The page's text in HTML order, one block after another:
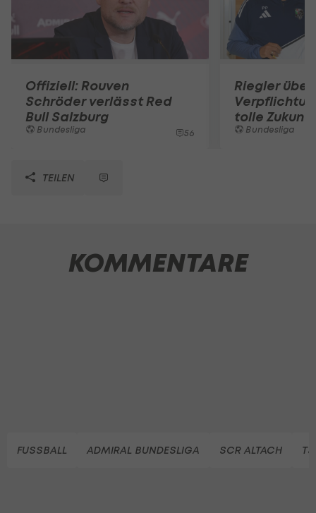
Offiziell: Rouven
Schröder verlässt Red
Bull Salzburg
Bundesliga 56
Riegler
tolle
Bundesliga
TEILEN
KOMMENTARE
FUSSBALL ADMIRAL BUNDESLIGA SCR ALTACH